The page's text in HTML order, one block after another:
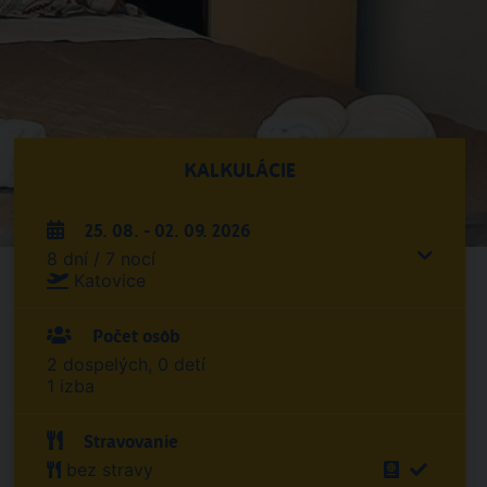
KALKULÁCIE
25. 08. - 02. 09. 2026
8 dní / 7 nocí
Katovice
Počet osôb
2 dospelých, 0 detí
1 izba
Stravovanie
bez stravy